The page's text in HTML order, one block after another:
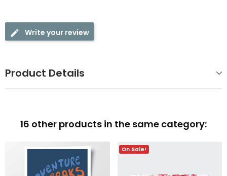
Write your review
Product Details
16 other products in the same category:
On Sale!